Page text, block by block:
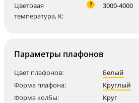
Цветовая
температура, K:
? 3000-4000
Параметры плафонов
Цвет плафонов:
Белый
Форма плафона:
Круглый
Форма колбы:
Круг